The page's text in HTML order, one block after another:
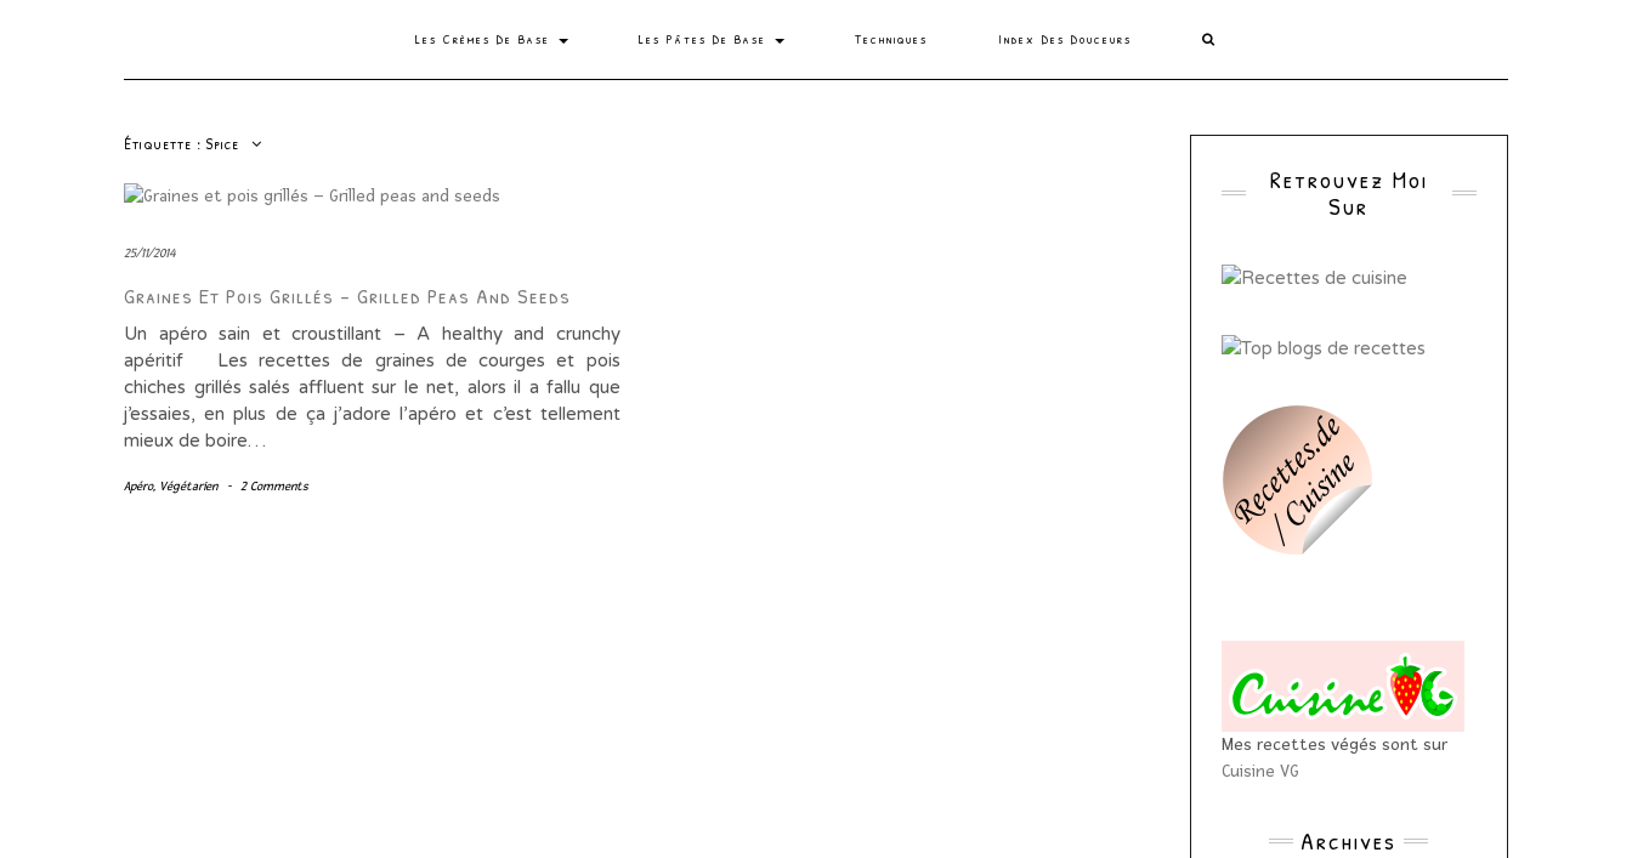
Les Crèmes De Base Les Pâtes De Base Techniques Index Des Douceurs
Étiquette : Spice
25/11/2014
Graines Et Pois Grillés – Grilled Peas And Seeds
Un apéro sain et croustillant – A healthy and crunchy
apéritif Les recettes de graines de courges et pois
chiches grillés salés affluent sur le net, alors il a fallu que
j’essaies, en plus de ça j’adore l’apéro et c’est tellement
mieux de boire…
Apéro, Végétarien - 2 Comments
Retrouvez Moi
Sur
Mes recettes végés sont sur
Cuisine VG
Archives